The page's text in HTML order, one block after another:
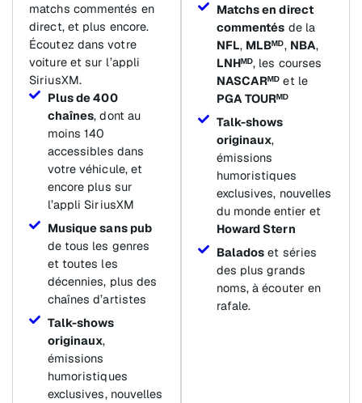
matchs commentés en
direct, et plus encore.
Écoutez dans votre
voiture et sur l’appli
SiriusXM.
Plus de 400
chaînes, dont au
moins 140
accessibles dans
votre véhicule, et
encore plus sur
l’appli SiriusXM
Musique sans pub
de tous les genres
et toutes les
décennies, plus des
chaînes d’artistes
Talk-shows
originaux,
émissions
humoristiques
exclusives, nouvelles
Matchs en direct
commentés de la
NFL, MLBᴹᴰ, NBA,
LNHᴹᴰ, les courses
NASCARᴹᴰ et le
PGA TOURᴹᴰ
Talk-shows
originaux,
émissions
humoristiques
exclusives, nouvelles
du monde entier et
Howard Stern
Balados et séries
des plus grands
noms, à écouter en
rafale.